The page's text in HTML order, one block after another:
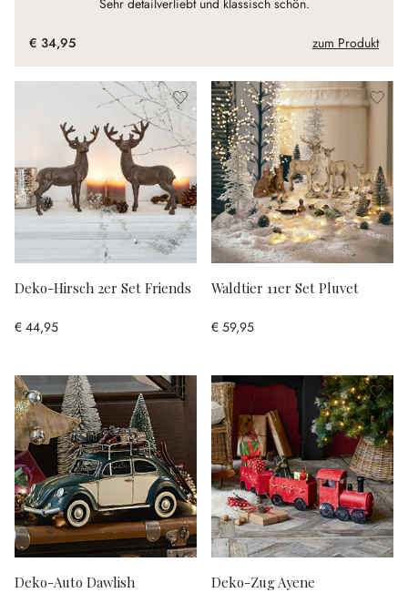
Sehr detailverliebt und klassisch schön.
€ 34,95 zum Produkt
Deko-Hirsch 2er Set Friends
€ 44,95
Waldtier 11er Set Pluvet
€ 59,95
Deko-Auto Dawlish Deko-Zug Ayene